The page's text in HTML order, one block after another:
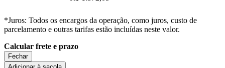
*Juros: Todos os encargos da operação, como juros, custo de
parcelamento e outras tarifas estão incluídas neste valor.
Calcular frete e prazo
Fechar